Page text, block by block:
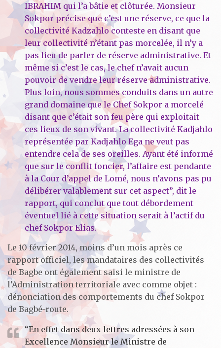
IBRAHIM qui l’a bâtie et clôturée. Monsieur
Sokpor précise que c’est une réserve, ce que la
collectivité Kadzahlo conteste en disant que
leur collectivité n’étant pas morcelée, il n’y a
pas lieu de parler de réserve administrative. Et
même si c’est le cas, le chef n’avait aucun
pouvoir de vendre leur réserve administrative.
Plus loin, nous sommes conduits dans un autre
grand domaine que le Chef Sokpor a morcelé
disant que c’était son feu père qui exploitait
ces lieux de son vivant. La collectivité Kadjahlo
représentée par Kadjahlo Ega ne veut pas
entendre cela de ses oreilles. Ayant été informé
que sur le conflit foncier, l’affaire est pendante
à la Cour d’appel de Lomé, nous n’avons pas pu
délibérer valablement sur cet aspect”, dit le
rapport, qui conclut que tout débordement
éventuel lié à cette situation serait à l’actif du
chef Sokpor Elias.
Le 10 février 2014, moins d’un mois après ce
rapport officiel, les mandataires des collectivités
de Bagbe ont également saisi le ministre de
l’Administration territoriale avec comme objet :
dénonciation des comportements du chef Sokpor
de Bagbé-route.
“En effet dans deux lettres adressées à son
Excellence Monsieur le Ministre de